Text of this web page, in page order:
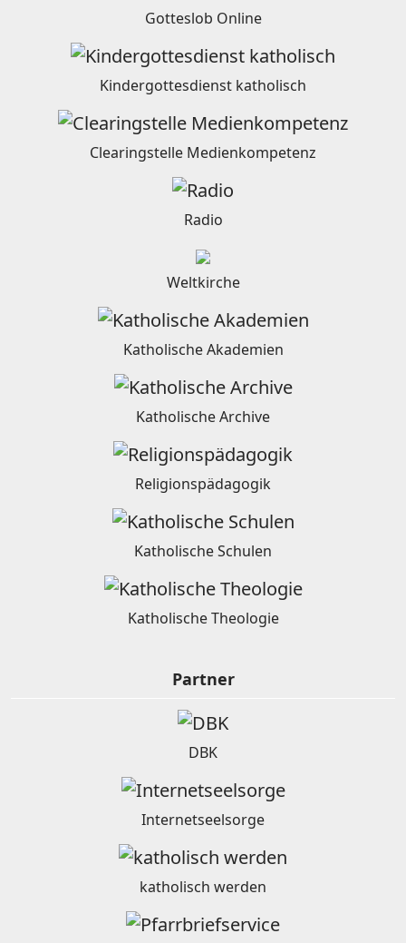
Gotteslob Online
Kindergottesdienst katholisch
Clearingstelle Medienkompetenz
Radio
Weltkirche
Katholische Akademien
Katholische Archive
Religionspädagogik
Katholische Schulen
Katholische Theologie
Partner
DBK
Internetseelsorge
katholisch werden